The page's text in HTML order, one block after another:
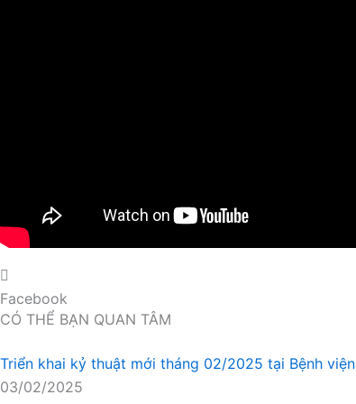
Facebook
CÓ THỂ BẠN QUAN TÂM
Triển khai kỷ thuật mới tháng 02/2025 tại Bệnh
03/02/2025